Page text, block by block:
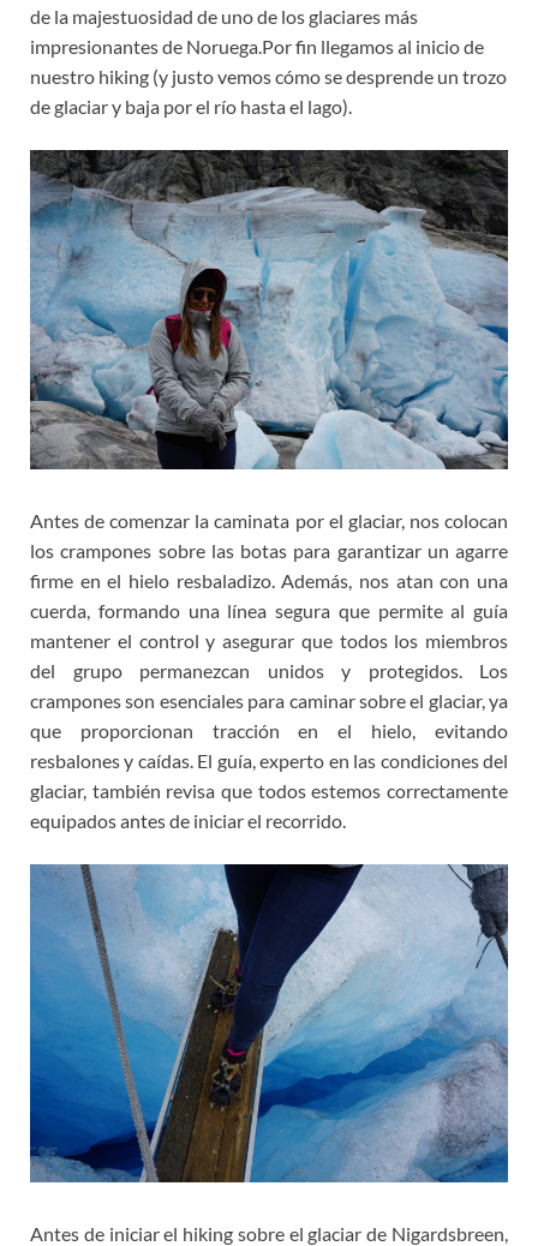
de la majestuosidad de uno de los glaciares más
impresionantes de Noruega.Por fin llegamos al inicio de
nuestro hiking (y justo vemos cómo se desprende un trozo
de glaciar y baja por el río hasta el lago).
Antes de comenzar la caminata por el glaciar, nos colocan
los crampones sobre las botas para garantizar un agarre
firme en el hielo resbaladizo. Además, nos atan con una
cuerda, formando una línea segura que permite al guía
mantener el control y asegurar que todos los miembros
del grupo permanezcan unidos y protegidos. Los
crampones son esenciales para caminar sobre el glaciar, ya
que proporcionan tracción en el hielo, evitando
resbalones y caídas. El guía, experto en las condiciones del
glaciar, también revisa que todos estemos correctamente
equipados antes de iniciar el recorrido.
Antes de iniciar el hiking sobre el glaciar de Nigardsbreen,